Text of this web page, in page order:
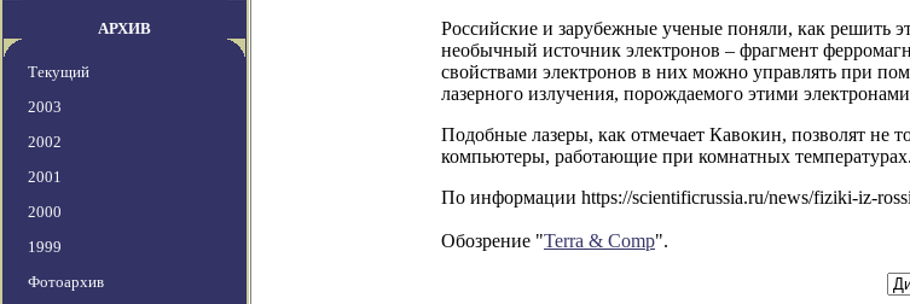
АРХИВ
Текущий
2003
2002
2001
2000
1999
Фотоархив
Российские и зарубежные ученые поняли, как решить
необычный источник электронов – фрагмент
свойствами электронов в них можно управлять при
лазерного излучения, порождаемого этими
Подобные лазеры, как отмечает Кавокин, позволят не
компьютеры, работающие при комнатных
По информации https://scientificrussia.ru/news/fiziki-iz-
Обозрение "Terra & Comp".